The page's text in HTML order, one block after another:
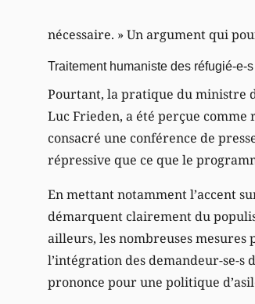
nécessaire. » Un argument qui
Traitement humaniste des réfugié-e-s
Pourtant, la pratique du ministre
Luc Frieden, a été perçue comme
consacré une conférence de
répressive que ce que le
En mettant notamment l’accent
démarquent clairement du
ailleurs, les nombreuses
l’intégration des demandeur-se-s
prononce pour une politique